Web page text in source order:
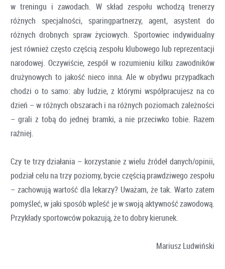
w treningu i zawodach. W skład zespołu wchodzą trenerzy
różnych specjalności, sparingpartnerzy, agent, asystent do
różnych drobnych spraw życiowych. Sportowiec indywidualny
jest również często częścią zespołu klubowego lub reprezentacji
narodowej. Oczywiście, zespół w rozumieniu kilku zawodników
drużynowych to jakość nieco inna. Ale w obydwu przypadkach
chodzi o to samo: aby ludzie, z którymi współpracujesz na co
dzień – w różnych obszarach i na różnych poziomach zależności
– grali z tobą do jednej bramki, a nie przeciwko tobie. Razem
raźniej.
Czy te trzy działania – korzystanie z wielu źródeł danych/opinii,
podział celu na trzy poziomy, bycie częścią prawdziwego zespołu
– zachowują wartość dla lekarzy? Uważam, że tak. Warto zatem
pomyśleć, w jaki sposób wpleść je w swoją aktywność zawodową.
Przykłady sportowców pokazują, że to dobry kierunek.
Mariusz Ludwiński